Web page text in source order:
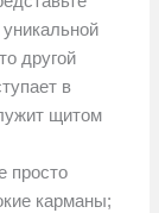
другой
в
щитом
просто
карманы;